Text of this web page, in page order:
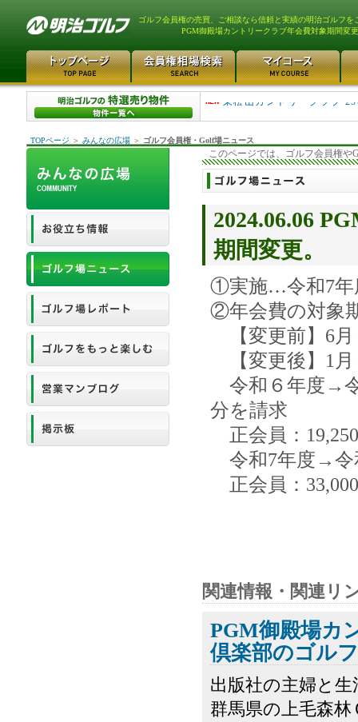
ゴルフ会員権の売買、ご相談なら信頼と実績の明治ゴルフを
PGM御殿場カントリークラブ年会費対象期間変
平塚富士見カントリーク
東松山カントリークラブ
TOPページ ＞ みんなの広場 ＞ ゴルフ会員権・Golf場ニュース
このページでは、ゴルフ会員権や
2024.06.06
期間変更。
①実施…令和7年
②年会費の対象
【変更前】6月
【変更後】1月
令和６年度→令
分を請求
正会員：
令和7年度→令
正会員：
関連情報・関連リ
PGM御殿場カ
倶楽部のゴル
出版社の主婦と
群馬県の上毛森